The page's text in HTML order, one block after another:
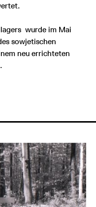
wurde im Mai
sowjetischen
neu errichteten